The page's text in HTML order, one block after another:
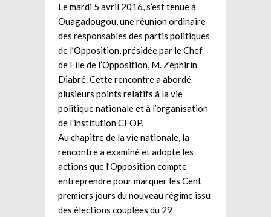
Le mardi 5 avril 2016, s’est tenue à
Ouagadougou, une réunion ordinaire
des responsables des partis politiques
de l’Opposition, présidée par le Chef
de File de l’Opposition, M. Zéphirin
Diabré. Cette rencontre a abordé
plusieurs points relatifs à la vie
politique nationale et à l’organisation
de l’institution CFOP.
Au chapitre de la vie nationale, la
rencontre a examiné et adopté les
actions que l’Opposition compte
entreprendre pour marquer les Cent
premiers jours du nouveau régime issu
des élections couplées du 29